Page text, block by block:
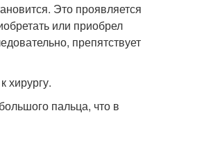
Это проявляется
или приобрел
препятствует
хирургу.
пальца, что в